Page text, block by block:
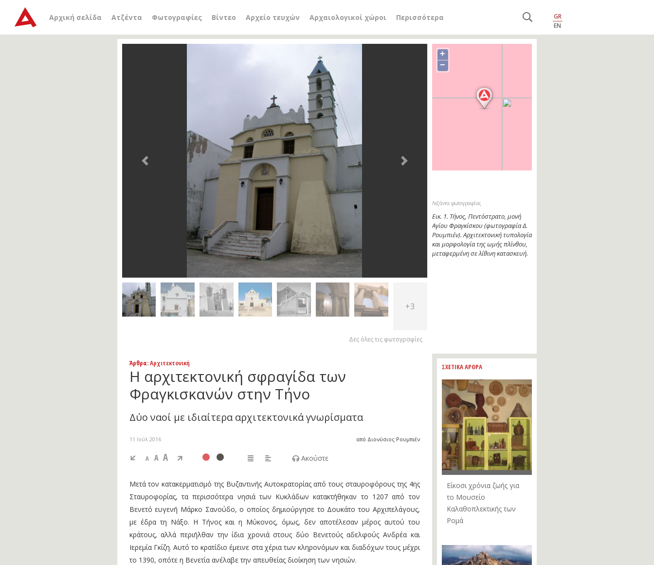
Αρχική σελίδα Ατζέντα Φωτογραφίες Βίντεο Αρχείο τευχών Αρχαιολογικοί χώροι Περισσότερα
GR
EN
Previous Next
+3
Δες όλες τις φωτογραφίες
+
−
Λεζάντα φωτογραφίας
Εικ. 2. Χώρα Τήνου, μονή Αγίου
Αντωνίου της Πάδοβας.
Χαρακτηριστική πρόσοψη ιταλικού
μπαρόκ (φωτογραφία Δ. Ρουμπιέν).
Άρθρα: Αρχιτεκτονική
Η αρχιτεκτονική σφραγίδα των
Φραγκισκανών στην Τήνο
Δύο ναοί με ιδιαίτερα αρχιτεκτονικά γνωρίσματα
11 Ιούλ 2016 από Διονύσιος Ρουμπιέν
A A A Ακούστε
Μετά τον κατακερματισμό της Βυζαντινής Aυτοκρατορίας από τους σταυροφόρους της 4ης
Σταυροφορίας, τα περισσότερα νησιά των Κυκλάδων κατακτήθηκαν το 1207 από τον
Βενετό ευγενή Μάρκο Σανούδο, ο οποίος δημιούργησε το Δουκάτο του Αρχιπελάγους,
με έδρα τη Νάξο. Η Τήνος και η Μύκονος, όμως, δεν αποτέλεσαν μέρος αυτού του
κράτους, αλλά περιήλθαν την ίδια χρονιά στους δύο Βενετούς αδελφούς Ανδρέα και
Ιερεμία Γκίζη. Αυτό το κρατίδιο έμεινε στα χέρια των κληρονόμων και διαδόχων τους μέχρι
το 1390, οπότε η Βενετία ανέλαβε την απευθείας διοίκηση των νησιών.
ΣΧΕΤΙΚΑ ΑΡΘΡΑ
Είκοσι χρόνια ζωής για
το Μουσείο
Καλαθοπλεκτικής των
Ρομά